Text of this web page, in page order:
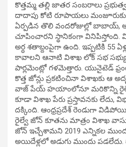
కొత్తమ్మ తల్లి జాతర సంబరాలు
దాదాపు కోటి రూపాయలు మంజూరుకు
ఏర్పడిన తొలి వందరోజుల్లో బాబాయ్,
చూపించారని స్థానికంగా
అర్ధ శతాబ్దంపైగా ఉంది. ఇప్పటికి 55
కావాలని ఆనాటి విశాఖ లోక్ సభ
పార్లమెంట్లో గళమెత్తారు. యునైటెడ్
కొత్త జోన్లు ప్రకటించినా విశాఖకు ఆ
వాజ్ పేయ్ హయాంలోనూ మరికొన్ని
కూడా విశాఖ పేరు ప్రస్తావనకు
దక్కింది. ఆంధ్రప్రదేశ్ రెండుగా
రైల్వే జోన్ కూతను మాత్రం విశాఖ
జోన్ ఇచ్చేశామని 2019 ఎన్నికల
అయిదేళ్లలో అడుగు ముందు పడలేదు.